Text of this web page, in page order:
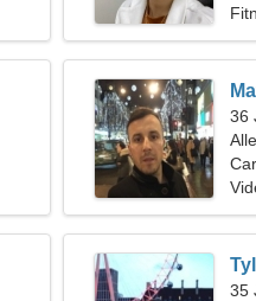
36
35